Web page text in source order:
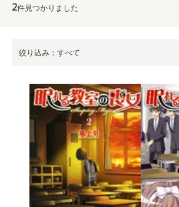
2件見つかりました
絞り込み：すべて